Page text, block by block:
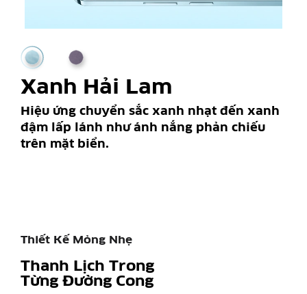
Xanh Hải Lam
Hiệu ứng chuyển sắc xanh nhạt đến xanh
đậm lấp lánh như ánh nắng phản chiếu
trên mặt biển.
Thiết Kế Mỏng Nhẹ
Thanh Lịch Trong
Từng Đường Cong